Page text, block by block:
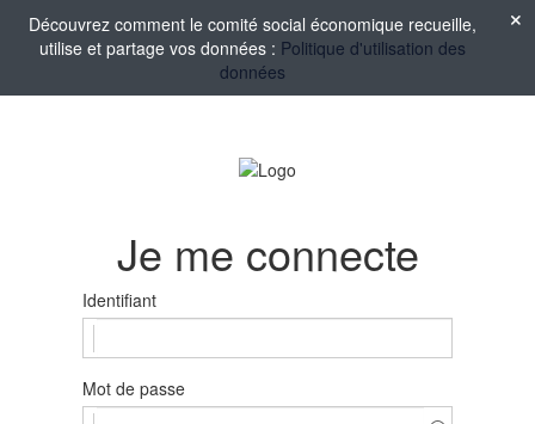
Découvrez comment le comité social économique recueille,
utilise et partage vos données : Politique d'utilisation des
données
Je me connecte
Identifiant
Mot de passe